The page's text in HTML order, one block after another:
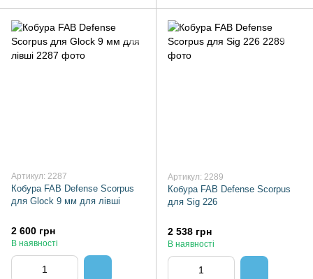
Артикул: 2287
Кобура FAB Defense Scorpus
для Glock 9 мм для лівші
2 600 грн
В наявності
Артикул: 2289
Кобура FAB Defense Scorpus
для Sig 226
2 538 грн
В наявності